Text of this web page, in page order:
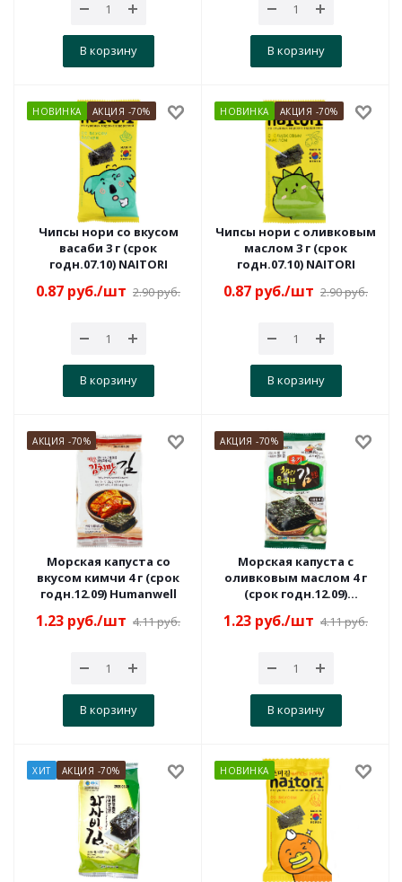
В корзину В корзину
НОВИНКА АКЦИЯ -70%
Чипсы нори со вкусом
васаби 3 г (срок
годн.07.10) NAITORI
0.87 руб./шт 2.90руб.
В корзину
НОВИНКА АКЦИЯ -70%
Чипсы нори с оливковым
маслом 3 г (срок
годн.07.10) NAITORI
0.87 руб./шт 2.90руб.
В корзину
АКЦИЯ -70%
Морская капуста со
вкусом кимчи 4 г (срок
годн.12.09) Humanwell
1.23 руб./шт 4.11руб.
В корзину
АКЦИЯ -70%
Морская капуста c
оливковым маслом 4 г
(срок годн.12.09)
1.23 руб./шт 4.11руб.
В корзину
ХИТ АКЦИЯ -70% НОВИНКА